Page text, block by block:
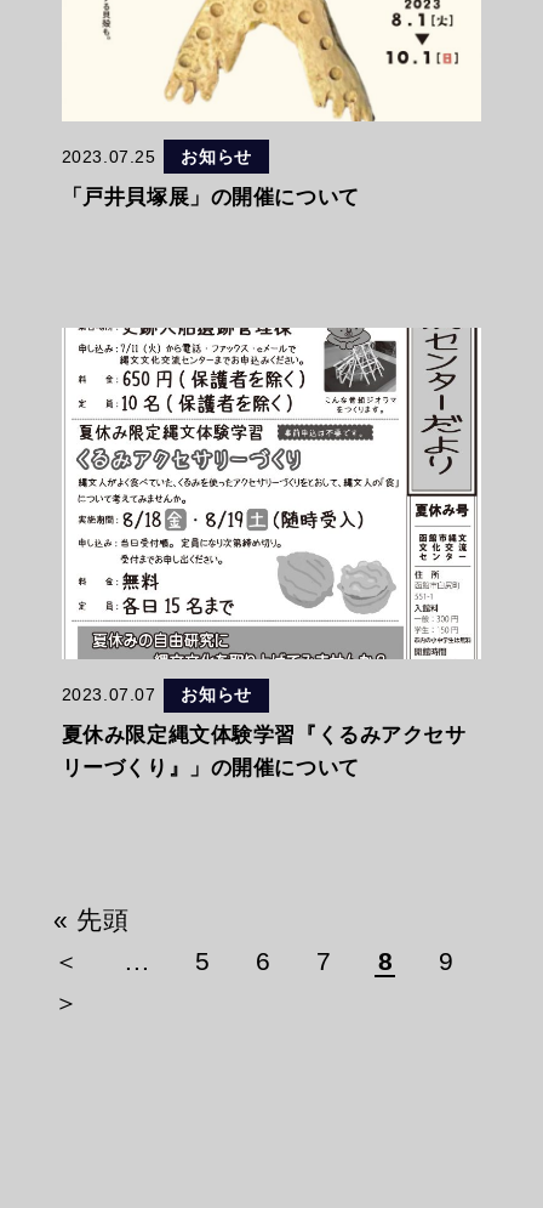
2023.07.25 お知らせ
「戸井貝塚展」の開催について
2023.07.07 お知らせ
夏休み限定縄文体験学習『くるみアクセサ
リーづくり』」の開催について
« 先頭
＜
... 5 6 7 8
9
＞